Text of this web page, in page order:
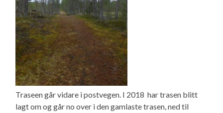
Traseen går vidare i postvegen. I 2018 har trasen blitt
lagt om og går no over i den gamlaste trasen, ned til